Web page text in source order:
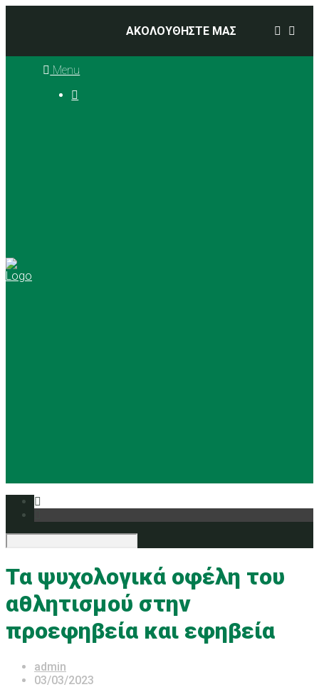
ΑΚΟΛΟΥΘΗΣΤΕ ΜΑΣ
Menu

Τα ψυχολογικά οφέλη του
αθλητισμού στην
προεφηβεία και εφηβεία
admin
03/03/2023